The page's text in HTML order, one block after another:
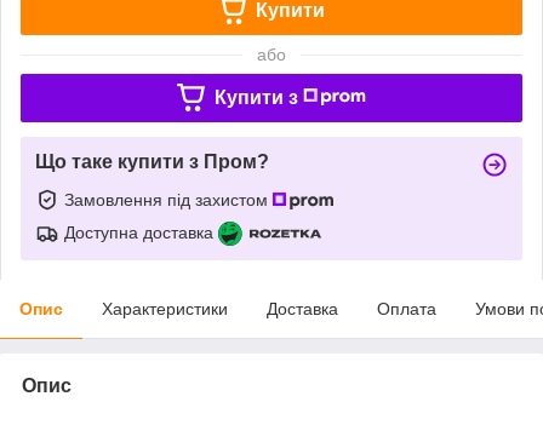
Купити
або
Купити з
Що таке купити з Пром?
Замовлення під захистом
Доступна доставка
Опис Характеристики Доставка Оплата Умови
Опис